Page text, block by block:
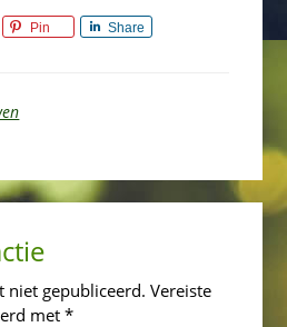
Pin Share
niet gepubliceerd. Vereiste
met*